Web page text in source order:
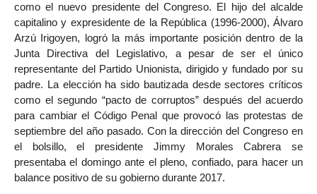
como el nuevo presidente del Congreso. El hijo del alcalde
capitalino y expresidente de la República (1996-2000), Álvaro
Arzú Irigoyen, logró la más importante posición dentro de la
Junta Directiva del Legislativo, a pesar de ser el único
representante del Partido Unionista, dirigido y fundado por su
padre. La elección ha sido bautizada desde sectores críticos
como el segundo “pacto de corruptos” después del acuerdo
para cambiar el Código Penal que provocó las protestas de
septiembre del año pasado. Con la dirección del Congreso en
el bolsillo, el presidente Jimmy Morales Cabrera se
presentaba el domingo ante el pleno, confiado, para hacer un
balance positivo de su gobierno durante 2017.